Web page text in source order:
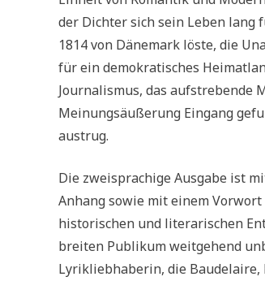
der Dichter sich sein Leben
1814 von Dänemark löste, die
für ein demokratisches
Journalismus, das aufstrebende
Meinungsäußerung Eingang
austrug.
Die zweisprachige Ausgabe ist
Anhang sowie mit einem
historischen und literarischen
breiten Publikum weitgehend
Lyrikliebhaberin, die